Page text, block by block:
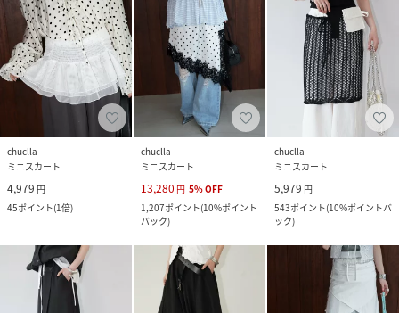
chuclla
ミニスカート
4,979 円
45ポイント(1倍)
chuclla
ミニスカート
13,280 円 5%OFF
1,207ポイント(10%ポイント
バック)
chuclla
ミニスカート
5,979 円
543ポイント(10%ポイントバ
ック)